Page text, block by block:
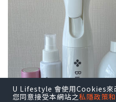
U Lifestyle 會使用Cookies來
您同意接受本網站之私隱政策